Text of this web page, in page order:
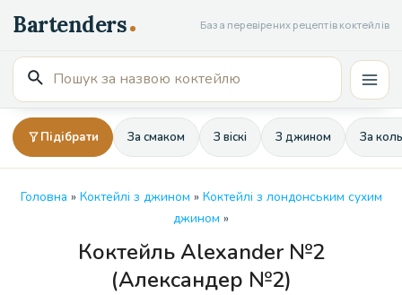
до
вмісту
База перевірених рецептів коктейлів
Пошук
для:
Підібрати За смаком З віскі З джином За
Головна » Коктейлі з джином » Коктейлі з лондонським сухим
джином »
Коктейль Alexander №2
(Александер №2)
Кількість